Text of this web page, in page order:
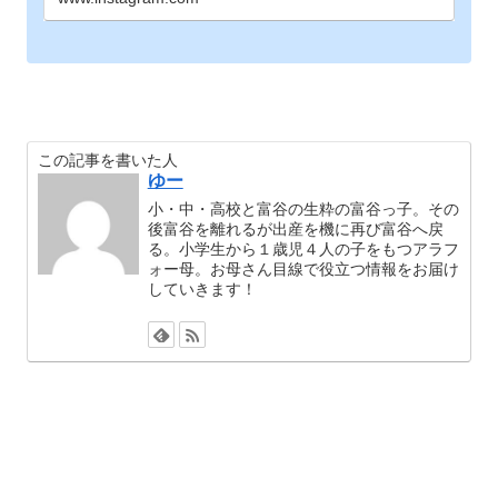
この記事を書いた人
ゆー
小・中・高校と富谷の生粋の富谷っ子。その
後富谷を離れるが出産を機に再び富谷へ戻
る。小学生から１歳児４人の子をもつアラフ
ォー母。お母さん目線で役立つ情報をお届け
していきます！